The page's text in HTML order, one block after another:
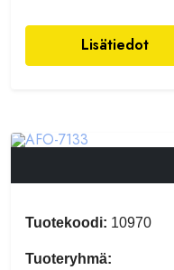
Lisätiedot
Tuotekoodi: 10970
Tuoteryhmä: